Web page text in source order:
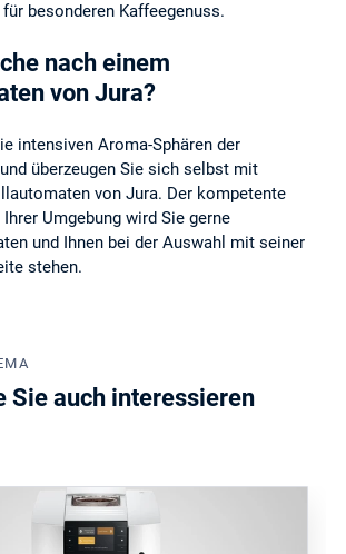
besonderen Kaffeegenuss.
nach einem
von Jura?
intensiven Aroma-Sphären der
überzeugen Sie sich selbst mit
von Jura. Der kompetente
Umgebung wird Sie gerne
und Ihnen bei der Auswahl mit seiner
stehen.
Sie auch interessieren